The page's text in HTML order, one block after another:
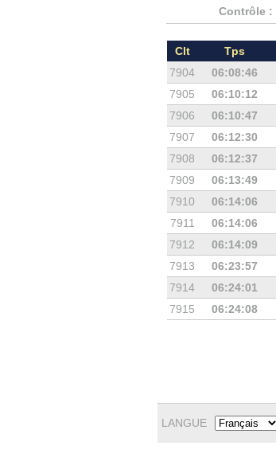
Contrôle :
Clt Tps
7904
06:08:46
7905
06:10:12
7906
06:10:47
7907
06:12:30
7908
06:12:37
7909
06:13:49
7910
06:14:06
7911
06:14:06
7912
06:14:09
7913
06:23:57
7914
06:24:01
7915
06:24:08
LANGUE